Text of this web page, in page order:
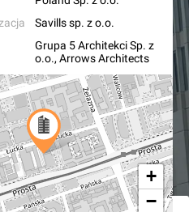
Savills sp. z o.o.
Grupa 5 Architekci Sp. z
o.o., Arrows Architects
+
−